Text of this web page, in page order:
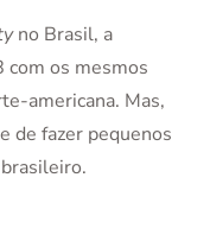
no Brasil, a
com os mesmos
americana. Mas,
de fazer pequenos